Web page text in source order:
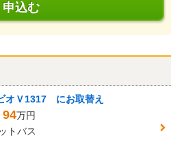
申込む
オＶ1317 にお取替え
94万円
トバス